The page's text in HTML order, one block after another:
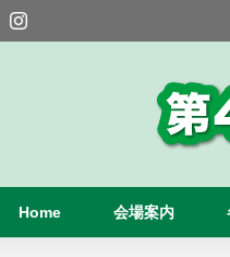
Instagram
Home 会場案内